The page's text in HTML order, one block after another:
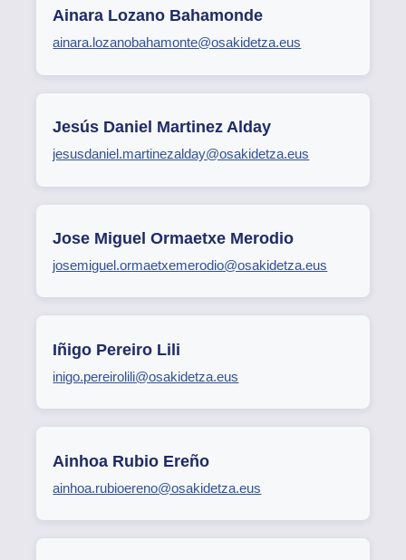
Ainara Lozano Bahamonde
ainara.lozanobahamonte@osakidetza.eus
Jesús Daniel Martinez Alday
jesusdaniel.martinezalday@osakidetza.eus
Jose Miguel Ormaetxe Merodio
josemiguel.ormaetxemerodio@osakidetza.eus
Iñigo Pereiro Lili
inigo.pereirolili@osakidetza.eus
Ainhoa Rubio Ereño
ainhoa.rubioereno@osakidetza.eus